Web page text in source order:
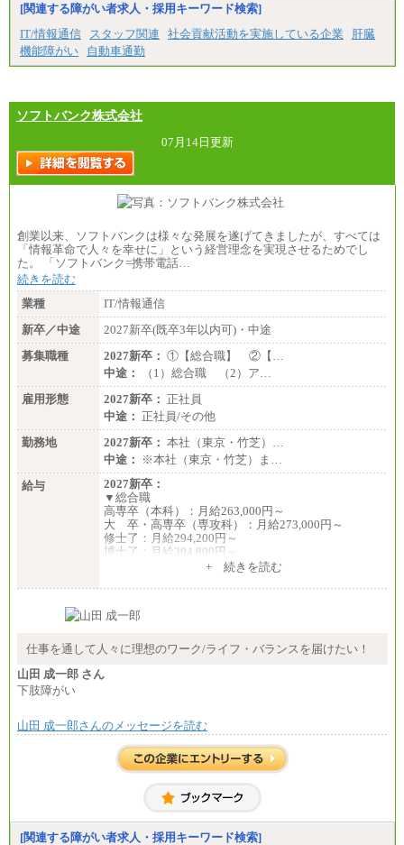
[関連する障がい者求人・採用キーワード検索]
IT/情報通信
スタッフ関連 社会貢献活動を実施している企業
肝臓
機能障がい
自動車通勤
ソフトバンク株式会社
07月14日更新
創業以来、ソフトバンクは様々な発展を遂げてきましたが、すべては
「情報革命で人々を幸せに」という経営理念を実現させるためでし
た。 「ソフトバンク=携帯電話…
続きを読む
業種
IT/情報通信
新卒／中途
2027新卒(既卒3年以内可)・中途
募集職種
2027新卒： ①【総合職】 ②【…
中途：
（1）総合職 （2）ア…
雇用形態
2027新卒： 正社員
中途： 正社員/その他
勤務地
2027新卒： 本社（東京・竹芝）…
中途：
※本社（東京・竹芝）ま…
給与
2027新卒：
▼総合職
高専卒（本科）：月給263,000円～
大 卒・高専卒（専攻科）：月給273,000円～
修士了：月給294,200円～
博士了：月給304,800円～
で、それらを入社後の実業務において発揮できると
することがあります
▼アソシエイト職
※試用期間中も給与に変更はございません
基本月給／20万5000円以上(正社員・準社員）
いたします
※自己成長支援金(10,000円）を含む
※別途、Workstyle支援金(月額4,000円）
+ 続きを読む
仕事を通して人々に理想のワーク/ライフ・バランスを届けたい！
山田 成一郎 さん
下肢障がい
山田 成一郎さんのメッセージを読む
[関連する障がい者求人・採用キーワード検索]